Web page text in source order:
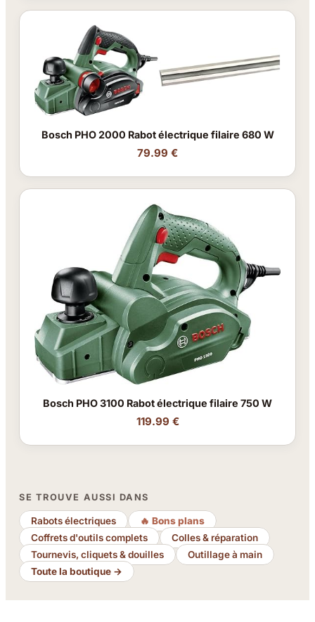
Bosch PHO 2000 Rabot électrique filaire 680 W
79.99 €
Bosch PHO 3100 Rabot électrique filaire 750 W
119.99 €
SE TROUVE AUSSI DANS
Rabots électriques
🔥 Bons plans
Coffrets d'outils complets
Colles & réparation
Tournevis, cliquets & douilles
Outillage à main
Toute la boutique →